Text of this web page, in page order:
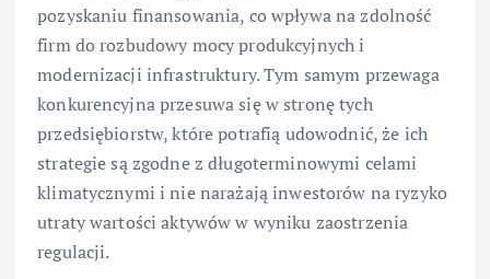
pozyskaniu finansowania, co wpływa na zdolność
firm do rozbudowy mocy produkcyjnych i
modernizacji infrastruktury. Tym samym przewaga
konkurencyjna przesuwa się w stronę tych
przedsiębiorstw, które potrafią udowodnić, że ich
strategie są zgodne z długoterminowymi celami
klimatycznymi i nie narażają inwestorów na ryzyko
utraty wartości aktywów w wyniku zaostrzenia
regulacji.